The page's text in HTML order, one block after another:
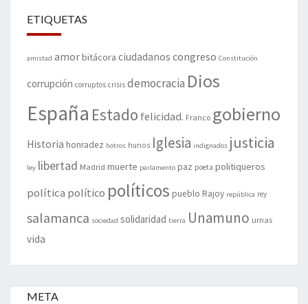
ETIQUETAS
amistad amorbitácora ciudadanos congreso Constitución
corrupción corruptos crisis democracia Dios
España Estado felicidad. Franco gobierno
Historia honradez hotros hunos Iglesia indignados justicia
ley libertad Madrid muerte parlamento paz poeta politiqueros
política político políticos pueblo Rajoy república rey
salamanca sociedad solidaridad tierra Unamuno urnas
vida
META